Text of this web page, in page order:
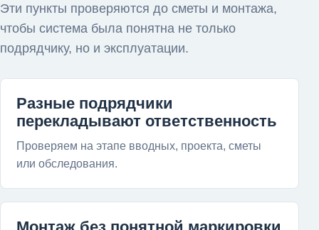
Эти пункты проверяются до сметы и монтажа,
чтобы система была понятна не только
подрядчику, но и эксплуатации.
Разные подрядчики
перекладывают ответственность
Проверяем на этапе вводных, проекта, сметы
или обследования.